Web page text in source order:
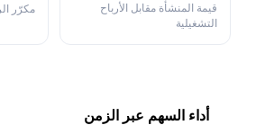
قيمة المنشأة مقابل الأرباح
التشغيلية
مكرّر
أداء السهم عبر الزمن